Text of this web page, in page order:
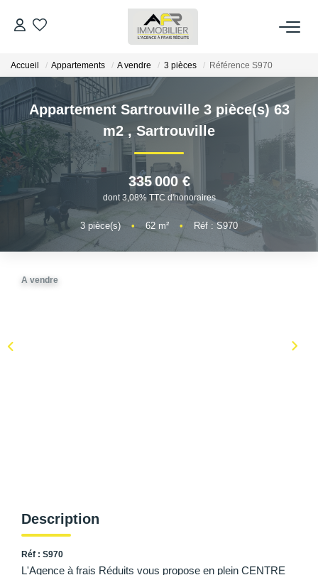
ACHETER
LOUER
ESTIMER
FAIRE GÉRER
NOS AGENCES
AFR IMMOBILIER Chatou - Location | Gestion | Syndic
Accueil Appartements A vendre 3 pièces Référence S970
Appartement Sartrouville 3 pièce(s) 63
m2 , Sartrouville
335 000 €
dont 3,08% TTC d'honoraires
3 pièce(s) • 62 m² • Réf : S970
A vendre
Description
Réf : S970
L'Agence à frais Réduits vous propose en plein CENTRE